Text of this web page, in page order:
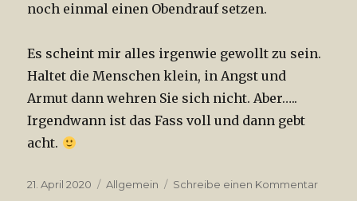
noch einmal einen Obendrauf setzen.
Es scheint mir alles irgenwie gewollt zu sein.
Haltet die Menschen klein, in Angst und
Armut dann wehren Sie sich nicht. Aber…..
Irgendwann ist das Fass voll und dann gebt
acht.
Veröffentlicht
21. April 2020 Kategorien
Allgemein Schreibe einen Kommentar